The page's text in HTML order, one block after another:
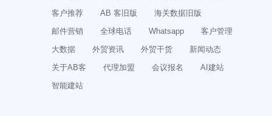
客户推荐
AB 客旧版
海关数据旧版
邮件营销
全球电话 Whatsapp
客户管理
大数据
外贸资讯 外贸干货
新闻动态
关于AB客
代理加盟 会议报名
AI建站
智能建站